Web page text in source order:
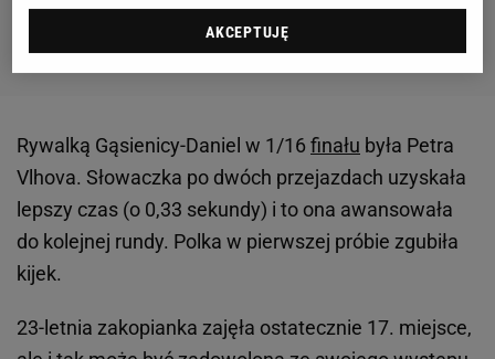
Rywalką Gąsienicy-Daniel w 1/16finału była Petra
Vlhova. Słowaczka po dwóch przejazdach uzyskała
lepszy czas (o 0,33 sekundy) i to ona awansowała
do kolejnej rundy. Polka w pierwszej próbie zgubiła
kijek.
23-letnia zakopianka zajęła ostatecznie 17. miejsce,
AKCEPTUJĘ